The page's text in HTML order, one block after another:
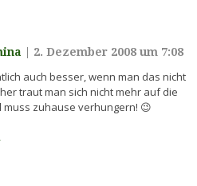
2. Dezember 2008 um 7:08
auch besser, wenn man das nicht
traut man sich nicht mehr auf die
muss zuhause verhungern! 😉